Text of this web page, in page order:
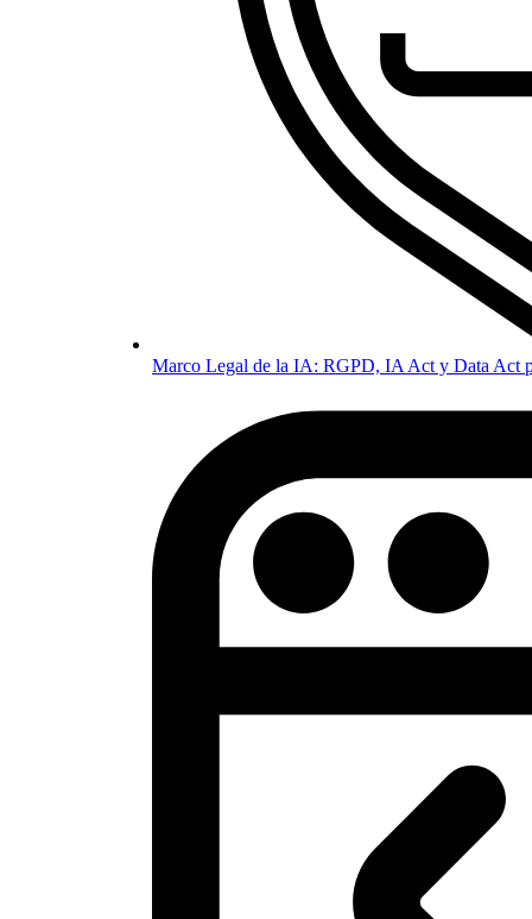
Marco Legal de la IA: RGPD, IA Act y Data Act